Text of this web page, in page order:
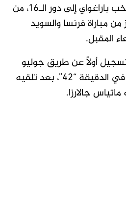
بهذا الانتصار يصعد منتخب باراغواي إلى دور الـ16، من
من مباراة فرنسا والسويد
المقبل.
أولًا عن طريق جوليو
إنسيسو برأسية متقنة في الدقيقة “42”، بعد تلقيه
جالارزا.